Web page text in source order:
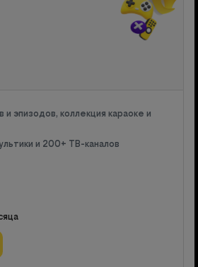
эпизодов, коллекция караоке и
и 200+ ТВ-каналов